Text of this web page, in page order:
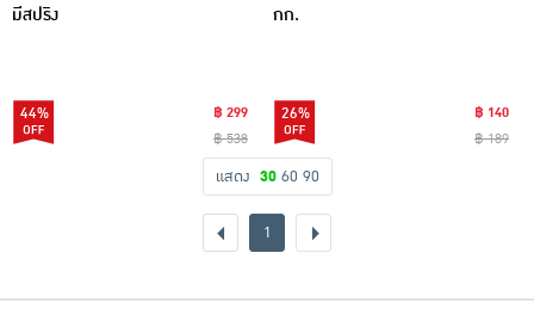
มีสปริง
44%
฿ 299
฿ 538
กก.
26%
฿ 140
฿ 189
แสดง 30 60 90
1